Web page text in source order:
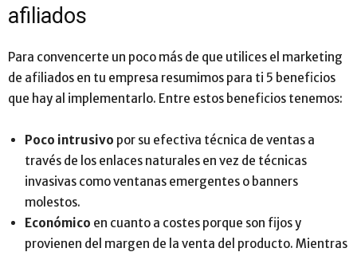
afiliados
Para convencerte un poco más de que utilices el marketing
de afiliados en tu empresa resumimos para ti 5 beneficios
que hay al implementarlo. Entre estos beneficios tenemos:
Poco intrusivo por su efectiva técnica de ventas a
través de los enlaces naturales en vez de técnicas
invasivas como ventanas emergentes o banners
molestos.
Económico en cuanto a costes porque son fijos y
provienen del margen de la venta del producto. Mientras